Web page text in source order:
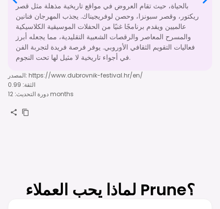
بالحياة، حيث تقام العروض في مواقع تاريخية مذهلة مثل قصر
ريكتور، وقصر سبونزا، وحصن لوفريجيناك. يجذب المهرجان فنانين
عالميين ويقدم برنامجًا غنيًا من الحفلات الموسيقية الكلاسيكية
والمسرح المعاصر والرقصات الشعبية التقليدية، مما يجعله أبرز
فعاليات التقويم الثقافي الأوروبي. يوفر فرصة فريدة لتجربة الفن
في أجواء تاريخية لا مثيل لها تحت النجوم.
المصدر: https://www.dubrovnik-festival.hr/en/
الثقة:
0.99
دورة التحديث: 12 months
لماذا يحب العملاء Prune؟